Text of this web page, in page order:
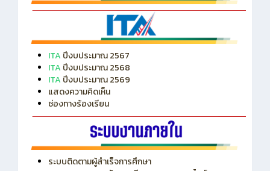
ITA ปีงบประมาณ 2567
ITA ปีงบประมาณ 2568
ITAปีงบประมาณ 2569
แสดงความคิดเห็น
ช่องทางร้องเรียน